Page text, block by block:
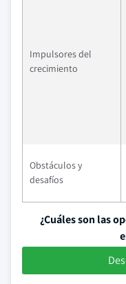
Impulsores del
crecimiento
Obstáculos y
desafíos
¿Cuáles son las